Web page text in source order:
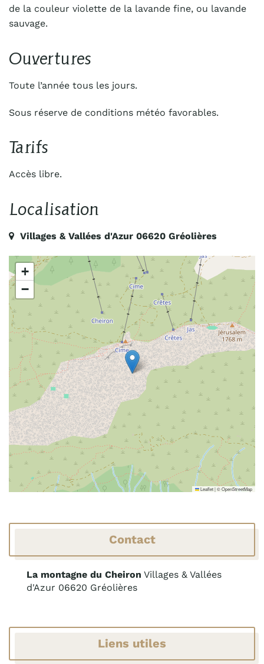
de la couleur violette de la lavande fine, ou lavande
sauvage.
Ouvertures
Toute l’année tous les jours.
Sous réserve de conditions météo favorables.
Tarifs
Accès libre.
Localisation
Villages & Vallées d'Azur 06620 Gréolières
+
−
Leaflet|©OpenStreetMap
Contact
La montagne du Cheiron Villages & Vallées
d'Azur 06620 Gréolières
Liens utiles